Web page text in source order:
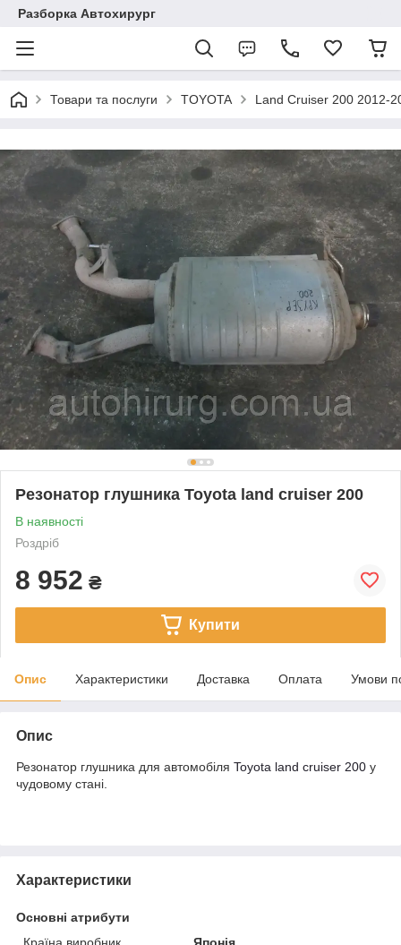
Разборка Автохирург
Товари та послуги TOYOTA Land Cruiser 200 2012-
Резонатор глушника Toyota land cruiser 200
В наявності
Роздріб
8 952 ₴
Купити
Опис Характеристики Доставка Оплата Умови
Опис
Резонатор глушника для автомобіля Toyota land cruiser 200 у
чудовому стані.
Характеристики
Основні атрибути
Країна виробник
Японія